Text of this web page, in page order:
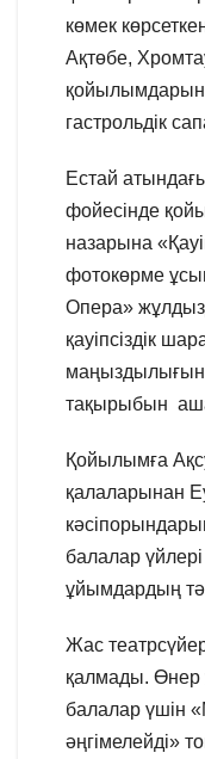
көмек
Ақтөбе,
гастрольдік
Естай
фойесінде
назарына
фотокөрме
Опера»
қауіпсіздік
маңыздылығын
тақырыбын аша
Қойылымға
қалаларынан
балалар
ұйымдардың
Жас
қалмады.
балалар үшін
әңгімелейді»